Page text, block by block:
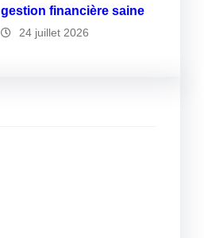
gestion financière saine
24 juillet 2026